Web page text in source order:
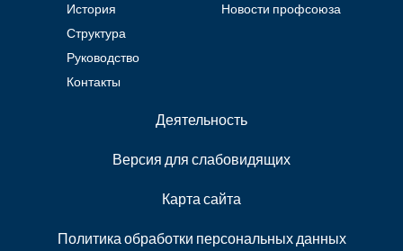
История
Структура
Руководство
Контакты
Новости профсоюза
Деятельность
Версия для слабовидящих
Карта сайта
Политика обработки персональных данных